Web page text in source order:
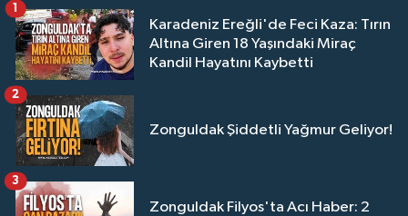
Karadeniz Ereğli'de Feci Kaza: Tırın
Altına Giren 18 Yaşındaki Miraç
Kandil Hayatını Kaybetti
1
Zonguldak Şiddetli Yağmur Geliyor!
2
Zonguldak Filyos'ta Acı Haber: 2
3